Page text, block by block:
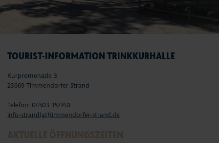
TOURIST-INFORMATION TRINKKURHALLE
Kurpromenade 3
23669 Timmendorfer Strand
Telefon: 04503 357740
info-strand(at)timmendorfer-strand.de